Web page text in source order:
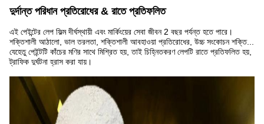
দুর্দান্ত পরিধান প্রতিরোধের & রাতে প্রতিফলিত
এই পেইন্টের লেপ ফিল্ম দীর্ঘস্থায়ী এবং মার্কিংয়ের সেবা জীবন 2 বছর পর্যন্ত হতে পারে।
শক্তিশালী আঠালো, ভাল তরলতা, শক্তিশালী আবহাওয়া প্রতিরোধের, উচ্চ সংকোচন শক্তি...
যেহেতু পেইন্টটি কাঁচের মণির সাথে মিশ্রিত হয়, তাই চিহ্নিতকরণ লেপটি রাতে প্রতিফলিত হয়,
ট্রাফিক দুর্ঘটনা হ্রাস করা যায়।